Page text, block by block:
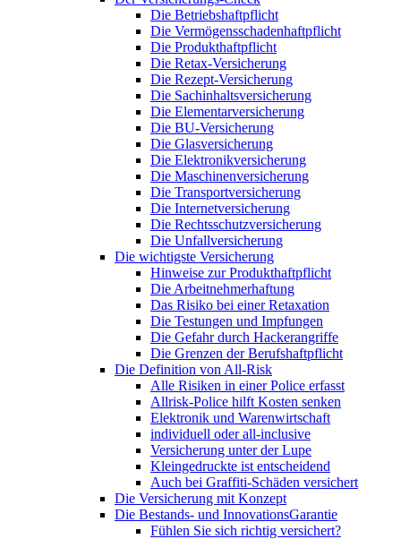
Die Betriebshaftpflicht
Die Vermögensschadenhaftpflicht
Die Produkthaftpflicht
Die Retax-Versicherung
Die Rezept-Versicherung
Die Sachinhaltsversicherung
Die Elementarversicherung
Die BU-Versicherung
Die Glasversicherung
Die Elektronikversicherung
Die Maschinenversicherung
Die Transportversicherung
Die Internetversicherung
Die Rechtsschutzversicherung
Die Unfallversicherung
Die wichtigste Versicherung
Hinweise zur Produkthaftpflicht
Die Arbeitnehmerhaftung
Das Risiko bei einer Retaxation
Die Testungen und Impfungen
Die Gefahr durch Hackerangriffe
Die Grenzen der Berufshaftpflicht
Die Definition von All-Risk
Alle Risiken in einer Police erfasst
Allrisk-Police hilft Kosten senken
Elektronik und Warenwirtschaft
individuell oder all-inclusive
Versicherung unter der Lupe
Kleingedruckte ist entscheidend
Auch bei Graffiti-Schäden versichert
Die Versicherung mit Konzept
Die Bestands- und InnovationsGarantie
Fühlen Sie sich richtig versichert?